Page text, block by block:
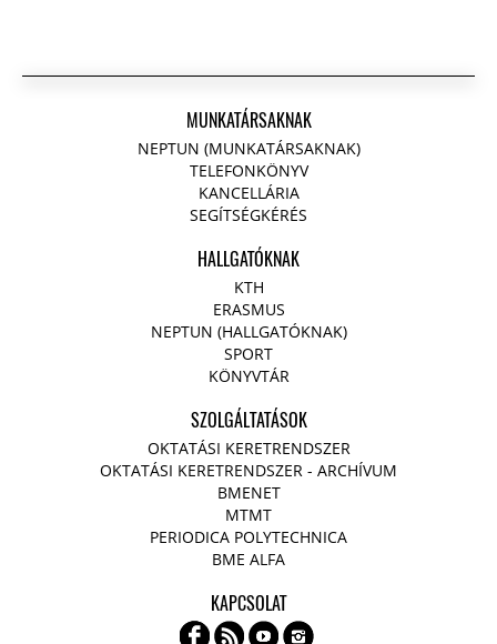
MUNKATÁRSAKNAK
NEPTUN (MUNKATÁRSAKNAK)
TELEFONKÖNYV
KANCELLÁRIA
SEGÍTSÉGKÉRÉS
HALLGATÓKNAK
KTH
ERASMUS
NEPTUN (HALLGATÓKNAK)
SPORT
KÖNYVTÁR
SZOLGÁLTATÁSOK
OKTATÁSI KERETRENDSZER
OKTATÁSI KERETRENDSZER - ARCHÍVUM
BMENET
MTMT
PERIODICA POLYTECHNICA
BME ALFA
KAPCSOLAT